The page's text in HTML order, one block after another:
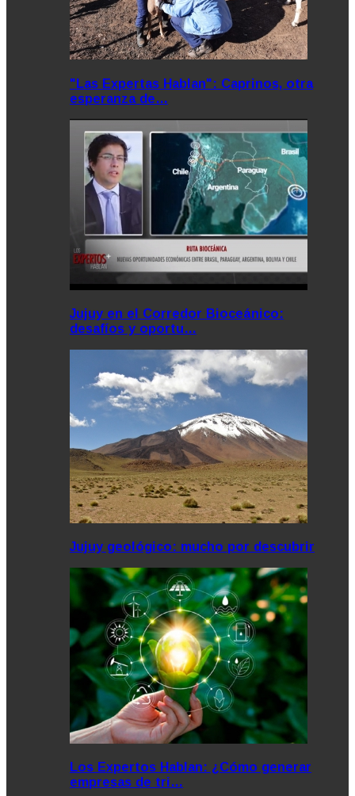
"Las Expertas Hablan": Caprinos, otra
esperanza de…
Jujuy en el Corredor Bioceánico:
desafíos y oportu…
Jujuy geológico: mucho por descubrir
Los Expertos Hablan: ¿Cómo generar
empresas de tri…